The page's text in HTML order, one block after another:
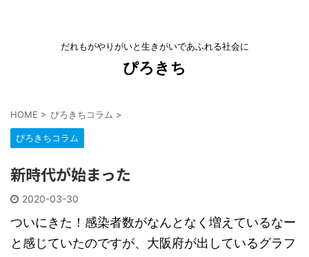
だれもがやりがいと生きがいであふれる社会に
ぴろきち
HOME > ぴろきちコラム >
ぴろきちコラム
新時代が始まった
2020-03-30
ついにきた！感染者数がなんとなく増えているなー
と感じていたのですが、大阪府が出しているグラフ